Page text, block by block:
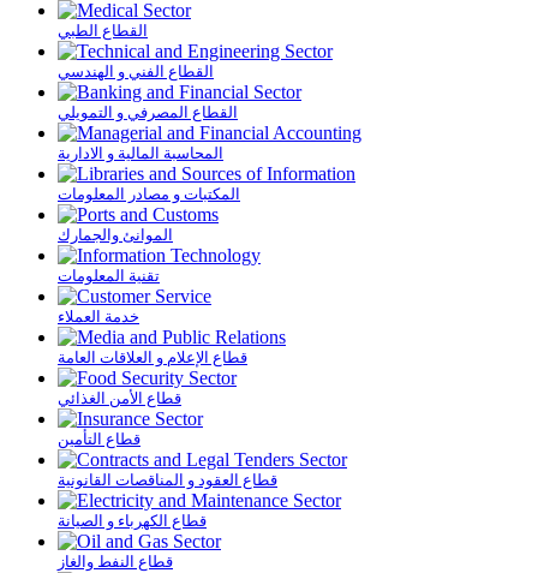
القطاع الطبي
القطاع الفني و الهندسي
القطاع المصرفي و التمويلي
المحاسبة المالية و الادارية
المكتبات و مصادر المعلومات
الموانئ والجمارك
تقنية المعلومات
خدمة العملاء
قطاع الإعلام و العلاقات العامة
قطاع الأمن الغذائي
قطاع التأمين
قطاع العقود و المناقصات القانونية
قطاع الكهرباء و الصيانة
قطاع النفط والغاز